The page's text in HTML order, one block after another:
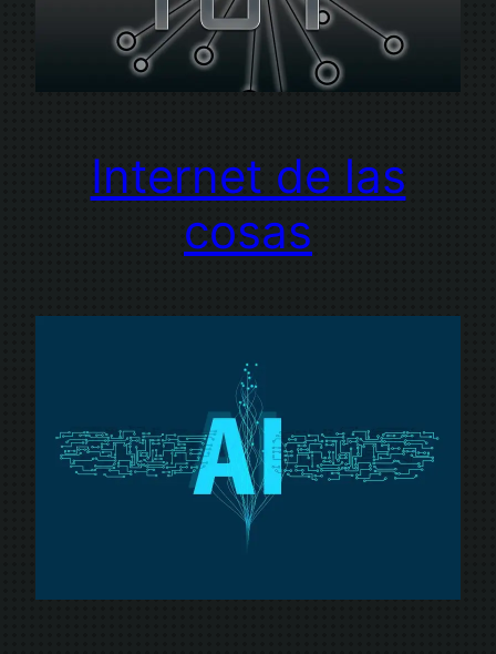
Internet de las
cosas